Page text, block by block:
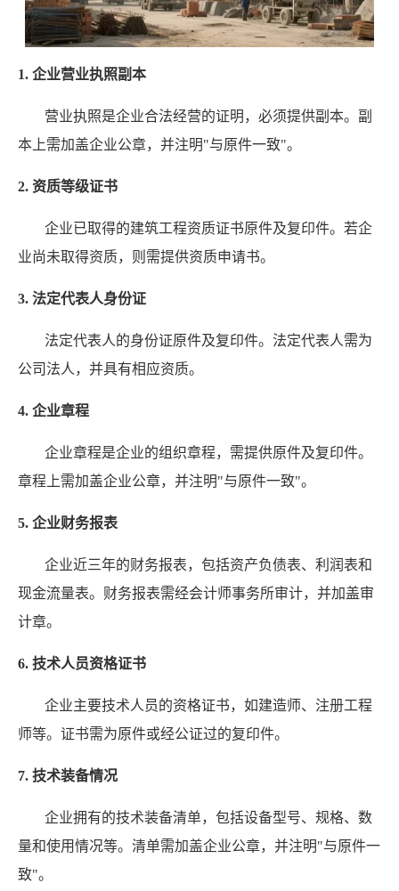
1. 企业营业执照副本
营业执照是企业合法经营的证明，必须提供副本。副
本上需加盖企业公章，并注明"与原件一致"。
2. 资质等级证书
企业已取得的建筑工程资质证书原件及复印件。若企
业尚未取得资质，则需提供资质申请书。
3. 法定代表人身份证
法定代表人的身份证原件及复印件。法定代表人需为
公司法人，并具有相应资质。
4. 企业章程
企业章程是企业的组织章程，需提供原件及复印件。
章程上需加盖企业公章，并注明"与原件一致"。
5. 企业财务报表
企业近三年的财务报表，包括资产负债表、利润表和
现金流量表。财务报表需经会计师事务所审计，并加盖审
计章。
6. 技术人员资格证书
企业主要技术人员的资格证书，如建造师、注册工程
师等。证书需为原件或经公证过的复印件。
7. 技术装备情况
企业拥有的技术装备清单，包括设备型号、规格、数
量和使用情况等。清单需加盖企业公章，并注明"与原件一
致"。